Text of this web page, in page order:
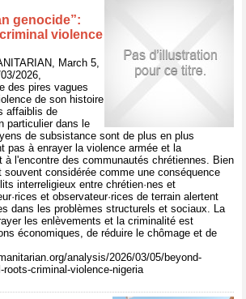
genocide”:
violence
March 5,
2026,
des pires vagues
de son histoire
affaiblis de
particulier dans le
de subsistance sont de plus en plus
pas à enrayer la violence armée et la
à l'encontre des communautés chrétiennes. Bien
considérée comme une conséquence
interreligieux entre chrétien·nes et
et observateur·rices de terrain alertent
dans les problèmes structurels et sociaux. La
les enlèvements et la criminalité est
économiques, de réduire le chômage et de
analysis/2026/03/05/beyond-
roots-criminal-violence-nigeria